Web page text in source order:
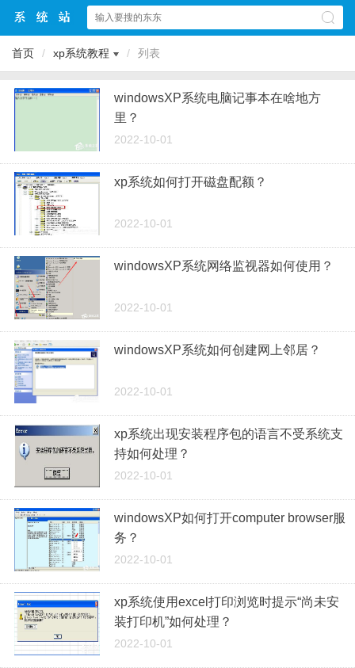
首页 / xp系统教程 / 列表
windowsXP系统电脑记事本在啥地方
里？
2022-10-01
xp系统如何打开磁盘配额？
2022-10-01
windowsXP系统网络监视器如何使用？
2022-10-01
windowsXP系统如何创建网上邻居？
2022-10-01
xp系统出现安装程序包的语言不受系统支
持如何处理？
2022-10-01
windowsXP如何打开computer browser服
务？
2022-10-01
xp系统使用excel打印浏览时提示“尚未安
装打印机”如何处理？
2022-10-01